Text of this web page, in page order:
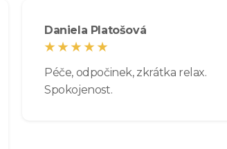
Daniela Platošová
Péče, odpočinek, zkrátka relax.
Spokojenost.